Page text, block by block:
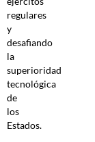
regulares
y
desafiando
la
superioridad
tecnológica
de
los
Estados.